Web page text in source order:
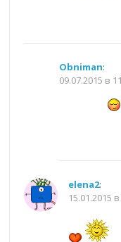
Obniman:
09.07.2015 в
elena2:
15.01.2015